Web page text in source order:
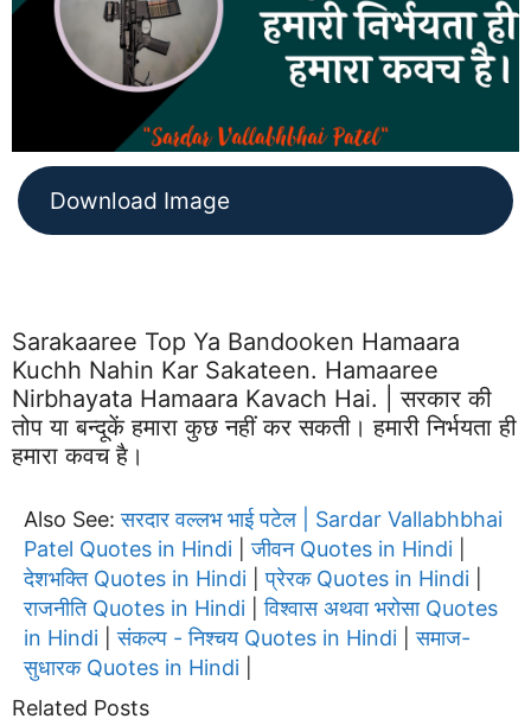
Download Image
Sarakaaree Top Ya Bandooken Hamaara
Kuchh Nahin Kar Sakateen. Hamaaree
Nirbhayata Hamaara Kavach Hai. | सरकार की
तोप या बन्दूकें हमारा कुछ नहीं कर सकती। हमारी निर्भयता ही
हमारा कवच है।
Also See:सरदार वल्लभ भाई पटेल | Sardar Vallabhbhai
Patel Quotes in Hindi |जीवन Quotes in Hindi
देशभक्ति Quotes in Hindi |प्रेरक Quotes in Hindi
राजनीति Quotes in Hindi |विश्वास अथवा भरोसा Quotes
in Hindi |संकल्प - निश्चय Quotes in Hindi |समाज-
सुधारक Quotes in Hindi
Related Posts